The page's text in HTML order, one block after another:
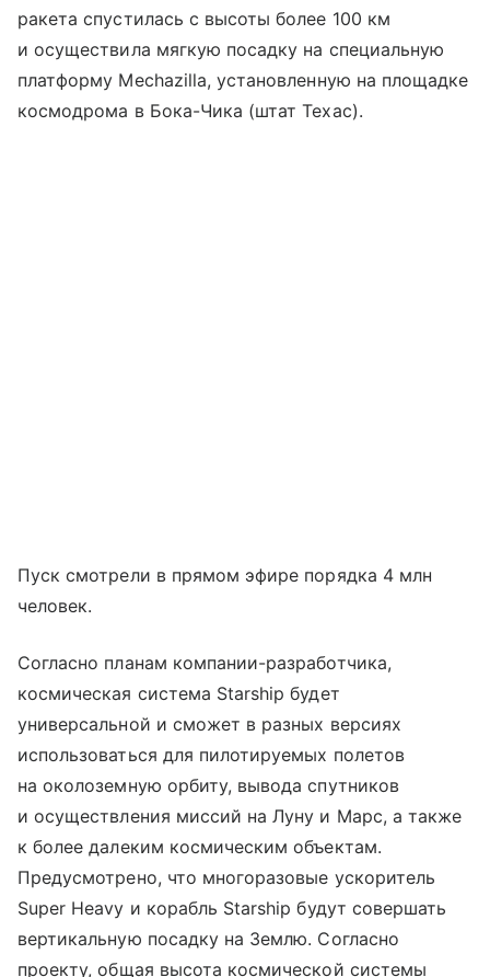
ракета спустилась с высоты более 100 км
и осуществила мягкую посадку на специальную
платформу Mechazilla, установленную на площадке
космодрома в Бока-Чика (штат Техас).
Пуск смотрели в прямом эфире порядка 4 млн
человек.
Согласно планам компании-разработчика,
космическая система Starship будет
универсальной и сможет в разных версиях
использоваться для пилотируемых полетов
на околоземную орбиту, вывода спутников
и осуществления миссий на Луну и Марс, а также
к более далеким космическим объектам.
Предусмотрено, что многоразовые ускоритель
Super Heavy и корабль Starship будут совершать
вертикальную посадку на Землю. Согласно
проекту, общая высота космической системы